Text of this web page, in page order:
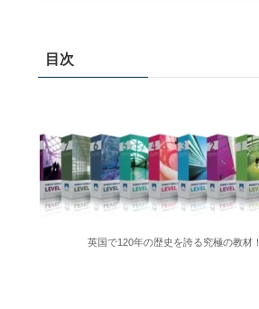
目次
英国で120年の歴史を誇る究極の教材！